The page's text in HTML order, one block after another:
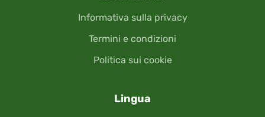
Informativa sulla privacy
Termini e condizioni
Politica sui cookie
Lingua